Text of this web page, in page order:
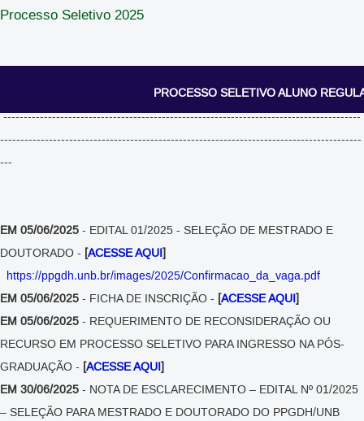
Processo Seletivo 2025
PROCESSO SELETIVO ALUNO
----------------------------------------------------------------------------------------
-----------------------------------------------------------------------------------------
---
EM 05/06/2025 - EDITAL 01/2025 - SELEÇÃO DE MESTRADO E
DOUTORADO - [ACESSE AQUI]
https://ppgdh.unb.br/images/2025/Confirmacao_da_vaga.pdf
EM 05/06/2025 - FICHA DE INSCRIÇÃO - [ACESSE AQUI]
EM 05/06/2025 - REQUERIMENTO DE RECONSIDERAÇÃO OU
RECURSO EM PROCESSO SELETIVO PARA INGRESSO NA PÓS-
GRADUAÇÃO - [ACESSE AQUI]
EM 30/06/2025 - NOTA DE ESCLARECIMENTO – EDITAL Nº 01/2025
– SELEÇÃO PARA MESTRADO E DOUTORADO DO PPGDH/UNB